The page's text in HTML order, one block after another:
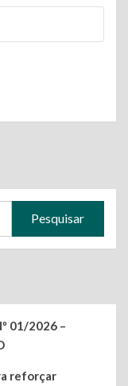
01/2026 –
reforçar